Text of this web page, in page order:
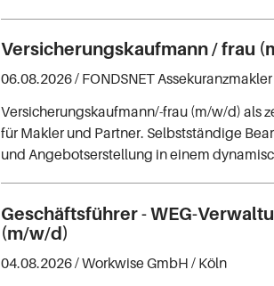
Versicherungskaufmann / frau
06.08.2026 / FONDSNET
Versicherungskaufmann/-frau (m/w/d) als
für Makler und Partner. Selbstständige
und Angebotserstellung in einem
Geschäftsführer - WEG-
(m/w/d)
04.08.2026 /Workwise GmbH / Köln